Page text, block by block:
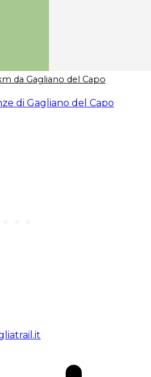
da Gagliano del Capo
di Gagliano del Capo